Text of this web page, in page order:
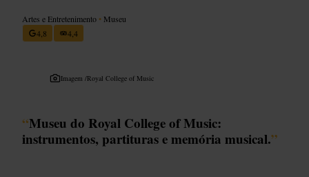
Artes e Entretenimento • Museu
4,8
4,4
Imagem /Royal College of Music
“Museu do Royal College of Music:
instrumentos, partituras e memória musical.”